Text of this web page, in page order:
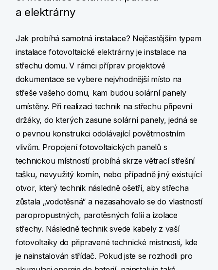
a elektrárny
Jak probíhá samotná instalace? Nejčastějším typem
instalace fotovoltaické elektrárny je instalace na
střechu domu. V rámci příprav projektové
dokumentace se vybere nejvhodnější místo na
střeše vašeho domu, kam budou solární panely
umístěny. Při realizaci technik na střechu připevní
držáky, do kterých zasune solární panely, jedná se
o pevnou konstrukci odolávající povětrnostním
vlivům. Propojení fotovoltaických panelů s
technickou místností probíhá skrze větrací střešní
tašku, nevyužitý komín, nebo případně jiný existující
otvor, který technik následně ošetří, aby střecha
zůstala „vodotěsná“ a nezasahovalo se do vlastností
paropropustných, parotěsných folií a izolace
střechy. Následně technik svede kabely z vaší
fotovoltaiky do připravené technické místnosti, kde
je nainstalován střídač. Pokud jste se rozhodli pro